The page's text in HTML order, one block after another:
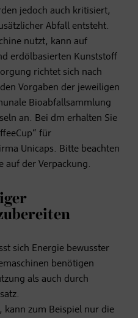
jedoch auch kritisiert,
Abfall entsteht.
nutzt, kann auf
erdölbasierten Kunststoff
richtet sich nach
Vorgaben der jeweiligen
Bioabfallsammlung
an. Bei dm erhalten Sie
für
Unicaps. Bitte beachten
auf der Verpackung.
sich Energie bewusster
benötigen
als auch durch
kann zum Beispiel nur die